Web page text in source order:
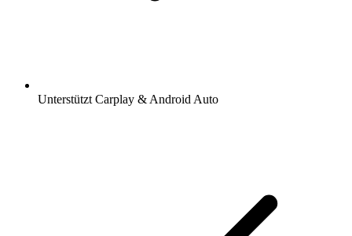
Unterstützt Carplay & Android Auto